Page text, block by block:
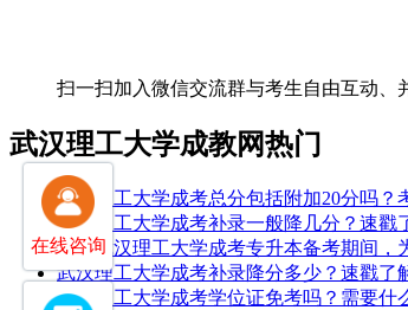
扫一扫加入微信交流群与考生自由互动、
武汉理工大学成教网热门
武汉理工大学成考总分包括附加20分吗？
武汉理工大学成考补录一般降几分？速戳
25年武汉理工大学成考专升本备考期间，
武汉理工大学成考补录降分多少？速戳了
武汉理工大学成考学位证免考吗？需要什
在线咨询